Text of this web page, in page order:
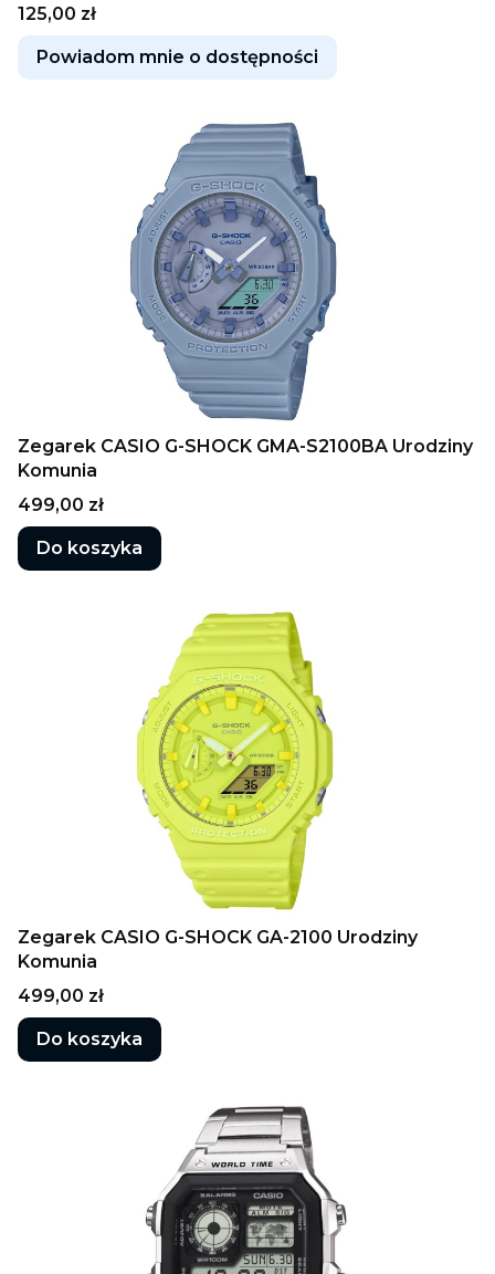
Cena
125,00 zł
Powiadom mnie o dostępności
Zegarek CASIO G-SHOCK GMA-S2100BA Urodziny
Komunia
Cena
499,00 zł
Do koszyka
Zegarek CASIO G-SHOCK GA-2100 Urodziny
Komunia
Cena
499,00 zł
Do koszyka